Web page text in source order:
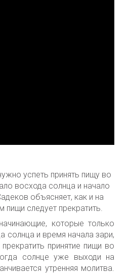
успеть принять пищу во
восхода солнца и начало
объясняет, как и на
пищи следует прекратить.
которые только
солнца и время начала зари,
принятие пищи во
солнце уже выходи на
утренняя молитва.